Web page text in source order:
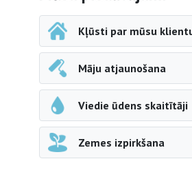
Kļūsti par mūsu
Māju atjaunošana
Viedie ūdens skaitītāji
Zemes izpirkšana